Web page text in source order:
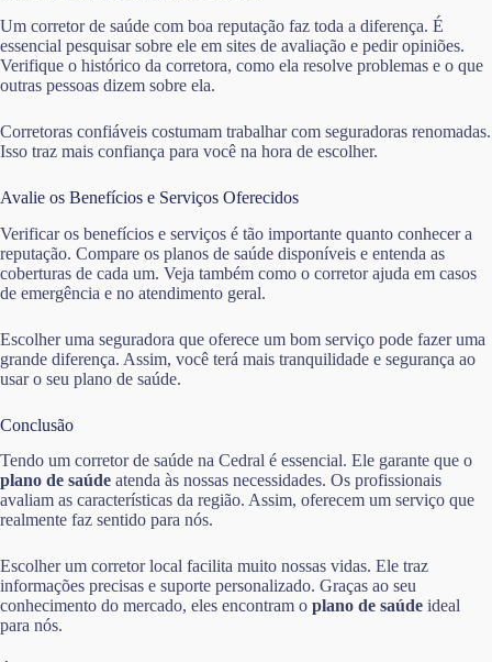
Um corretor de saúde com boa reputação faz toda a diferença. É
essencial pesquisar sobre ele em sites de avaliação e pedir opiniões.
Verifique o histórico da corretora, como ela resolve problemas e o que
outras pessoas dizem sobre ela.
Corretoras confiáveis costumam trabalhar com seguradoras renomadas.
Isso traz mais confiança para você na hora de escolher.
Avalie os Benefícios e Serviços Oferecidos
Verificar os benefícios e serviços é tão importante quanto conhecer a
reputação. Compare os planos de saúde disponíveis e entenda as
coberturas de cada um. Veja também como o corretor ajuda em casos
de emergência e no atendimento geral.
Escolher uma seguradora que oferece um bom serviço pode fazer uma
grande diferença. Assim, você terá mais tranquilidade e segurança ao
usar o seu plano de saúde.
Conclusão
Tendo um corretor de saúde na Cedral é essencial. Ele garante que o
plano de saúde atenda às nossas necessidades. Os profissionais
avaliam as características da região. Assim, oferecem um serviço que
realmente faz sentido para nós.
Escolher um corretor local facilita muito nossas vidas. Ele traz
informações precisas e suporte personalizado. Graças ao seu
conhecimento do mercado, eles encontram o plano de saúde ideal
para nós.